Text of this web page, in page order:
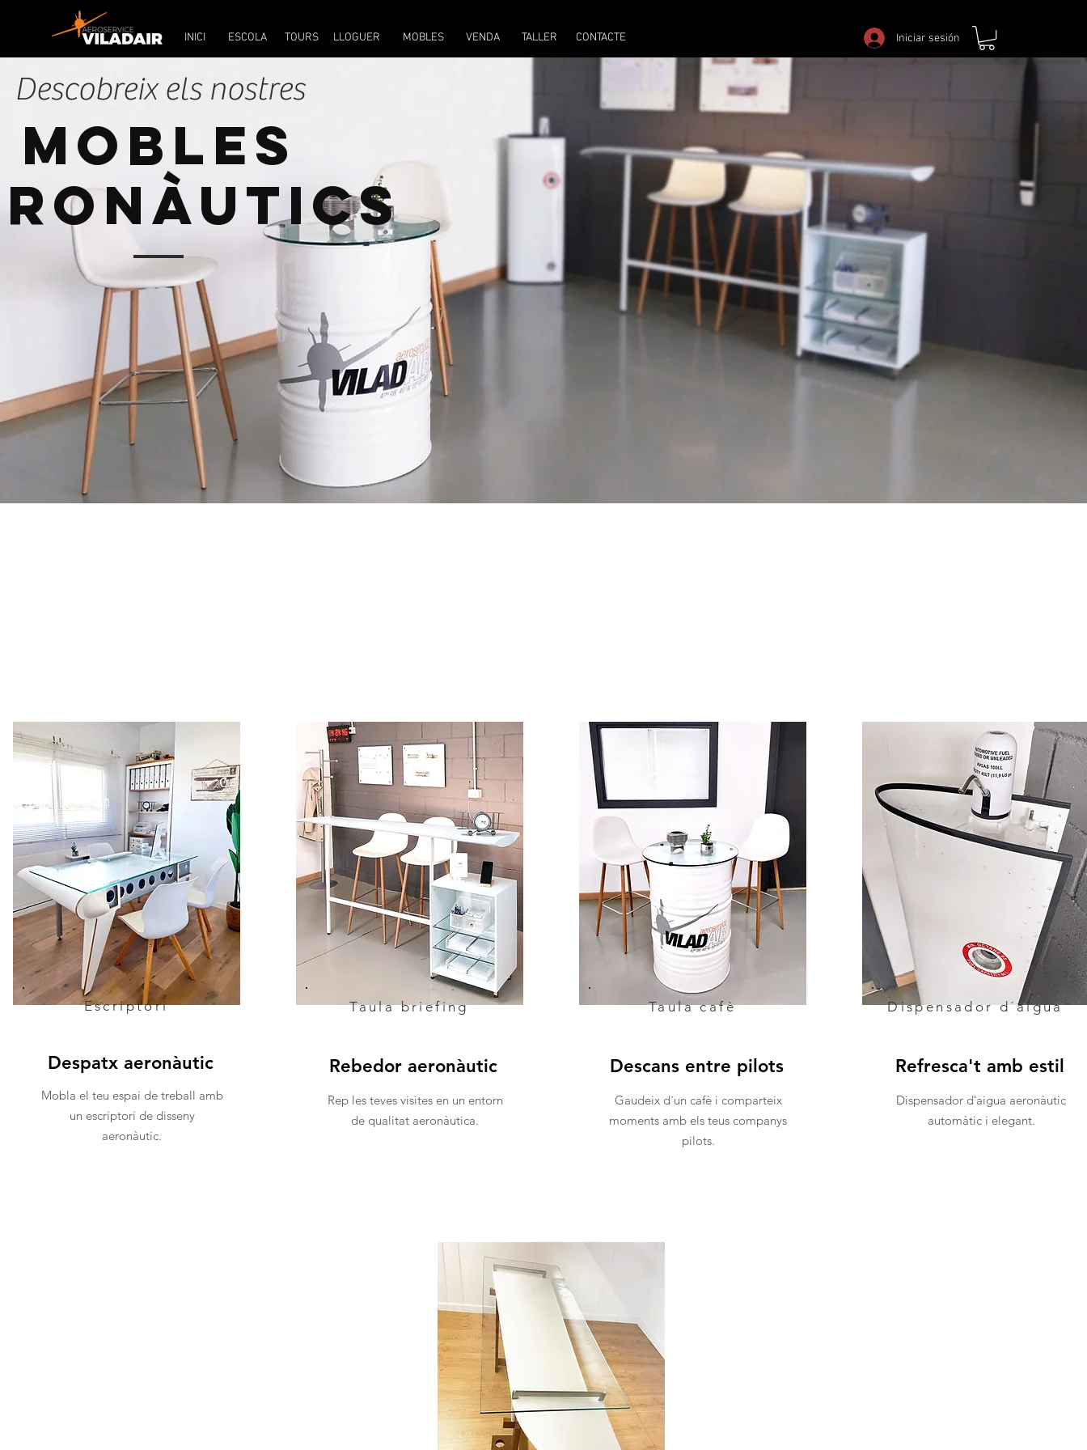
INICI ESCOLA TOURS LLOGUER VENDA TALLER CONTACTE Iniciar sesión
Descobreix els nostres
Mobles
Escriptori
Despatx aeronàutic
Mobla el teu espai de treball amb
un escriptori de disseny
aeronàutic.
Taula briefing
Rebedor aeronàutic
Rep les teves visites en un entorn
de qualitat aeronàutica.
Taula cafè
Descans entre pilots
Gaudeix d´un cafè i comparteix
moments amb els teus companys
pilots.
Dispensador d´aigua
Refresca't amb estil
Dispensador dʻaigua aeronàutic
automàtic i elegant.
INICI ESCOLA TOURS LLOGUER VENDA TALLER CONTACTE Iniciar sesión
MOBLES